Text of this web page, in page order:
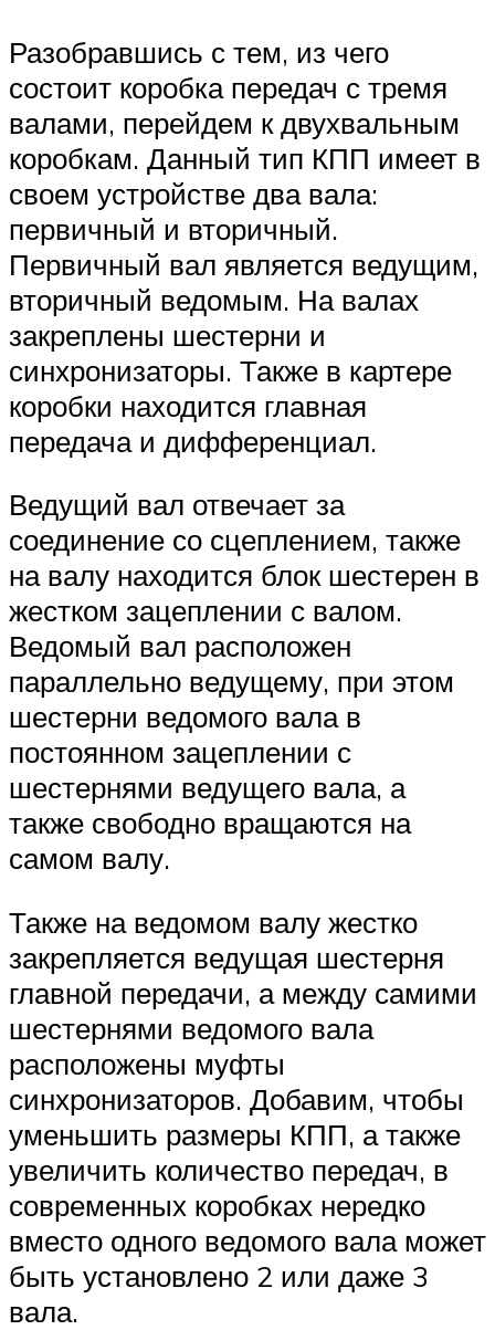
Разобравшись с тем, из чего
состоит коробка передач с тремя
валами, перейдем к двухвальным
коробкам. Данный тип КПП имеет в
своем устройстве два вала:
первичный и вторичный.
Первичный вал является ведущим,
вторичный ведомым. На валах
закреплены шестерни и
синхронизаторы. Также в картере
коробки находится главная
передача и дифференциал.
Ведущий вал отвечает за
соединение со сцеплением, также
на валу находится блок шестерен в
жестком зацеплении с валом.
Ведомый вал расположен
параллельно ведущему, при этом
шестерни ведомого вала в
постоянном зацеплении с
шестернями ведущего вала, а
также свободно вращаются на
самом валу.
Также на ведомом валу жестко
закрепляется ведущая шестерня
главной передачи, а между самими
шестернями ведомого вала
расположены муфты
синхронизаторов. Добавим, чтобы
уменьшить размеры КПП, а также
увеличить количество передач, в
современных коробках нередко
вместо одного ведомого вала может
быть установлено 2 или даже 3
вала.